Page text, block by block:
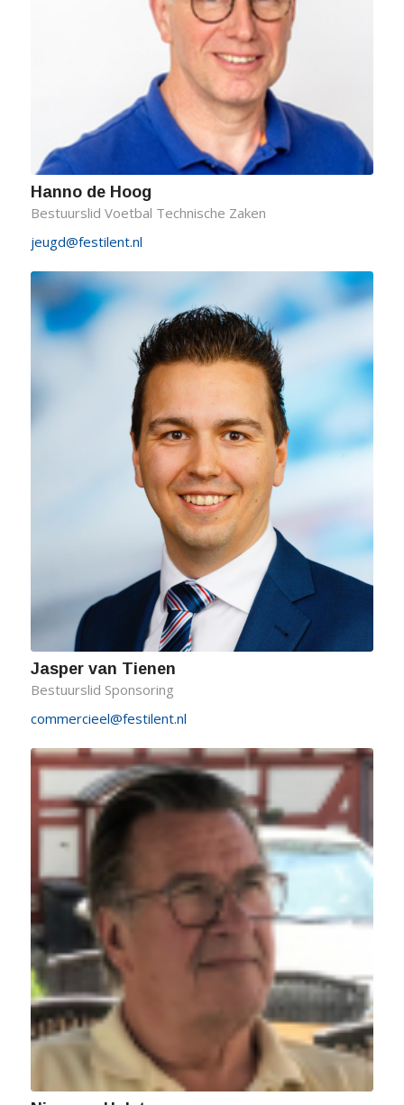
Hanno de Hoog
Bestuurslid Voetbal Technische Zaken
jeugd@festilent.nl
Jasper van Tienen
Bestuurslid Sponsoring
commercieel@festilent.nl